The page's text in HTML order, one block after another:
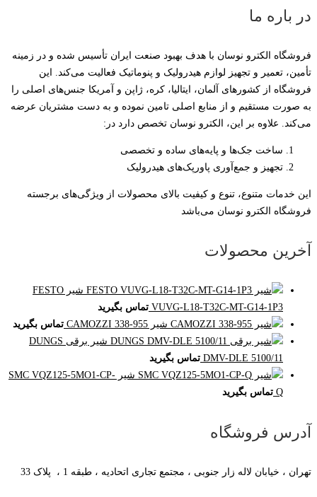
در باره ما
فروشگاه الکترو نوسان با هدف بهبود صنعت ایران تأسیس شده و در زمینه
تأمین، تعمیر و تجهیز لوازم هیدرولیک و پنوماتیک فعالیت می‌کند. این
فروشگاه از کشورهای آلمان، ایتالیا، کره، ژاپن و آمریکا جنس‌های اصلی را
به صورت مستقیم و از منابع اصلی تامین نموده و به دست مشتریان عرضه
می‌کند. علاوه بر این، الکترو نوسان تخصص دارد در:
ساخت جک‌ها و پایه‌های ساده و تخصصی
تجهیز و جمع‌آوری پاورپک‌های هیدرولیک
این خدمات متنوع، تنوع و کیفیت بالای محصولات از ویژگی‌های برجسته
فروشگاه الکترو نوسان می‌باشد
آخرین محصولات
شیر FESTO
VUVG-L18-T32C-MT-G14-1P3 تماس بگیرید
شیر CAMOZZI 338-955
تماس بگیرید
شیر برقی DUNGS
DMV-DLE 5100/11 تماس بگیرید
شیر SMC VQZ125-5MO1-CP-
Q تماس بگیرید
آدرس فروشگاه
تهران ، خیابان لاله زار جنوبی ، مجتمع تجاری اتحادیه ، طبقه 1 ، پلاک 33